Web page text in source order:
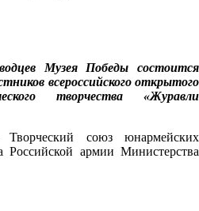
Музея Победы состоится
всероссийского открытого
творчества «Журавли
союз юнармейских
Российской армии Министерства